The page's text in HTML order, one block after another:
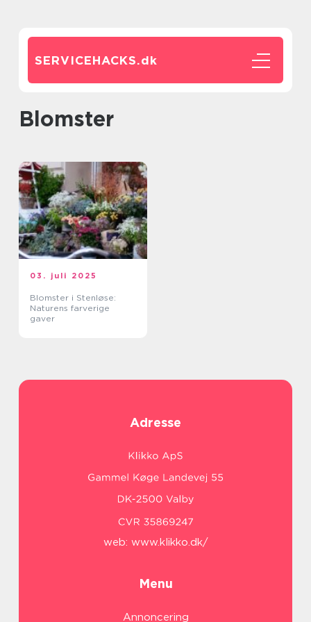
SERVICEHACKS.dk
blomster
03. juli 2025
Blomster i Stenløse:
Naturens farverige
gaver
Adresse
web: www.klikko.dk/
Menu
Annoncering